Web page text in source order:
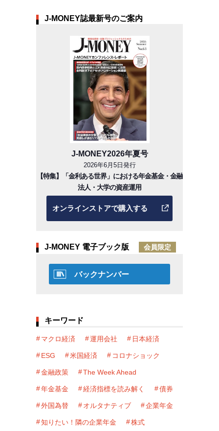
J-MONEY誌最新号のご案内
J-MONEY2026年夏号
2026年6月5日発行
【特集】「金利ある世界」における年金基金・金融
法人・大学の資産運用
オンラインストアで購入する
J-MONEY 電子ブック版 会員限定
バックナンバー
キーワード
マクロ経済 運用会社 日本経済
ESG 米国経済 コロナショック
金融政策 The Week Ahead
年金基金 経済指標を読み解く 債券
外国為替 オルタナティブ 企業年金
知りたい！隣の企業年金 株式